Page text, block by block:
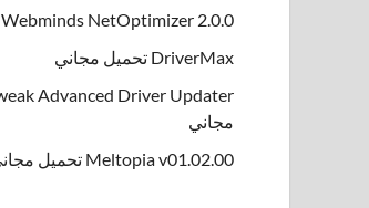
Webminds NetOptimizer 2.0.0 تحميل مجاني
DriverMax تحميل مجاني
مجاني
Meltopia v01.02.00 تحميل مجاني